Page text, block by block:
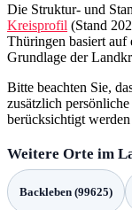
Die Struktur- und
Kreisprofil (Stand
Thüringen basiert auf
Grundlage der
Bitte beachten Sie,
zusätzlich
berücksichtigt werden
Weitere Orte im
Backleben (99625)